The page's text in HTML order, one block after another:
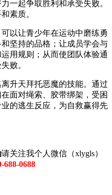
一起争取胜利和承受失败。
素质。
以让青少年在运动中磨练勇
坚持的品格；让成员学会与
用规则；从而使团队体验通
败。
升天拜托恶魔的技能。通过
面对绳索、胶带绑架，受困
的逃生反应，为自救赢得先
请关注我个人微信（xlygls）
688-0688